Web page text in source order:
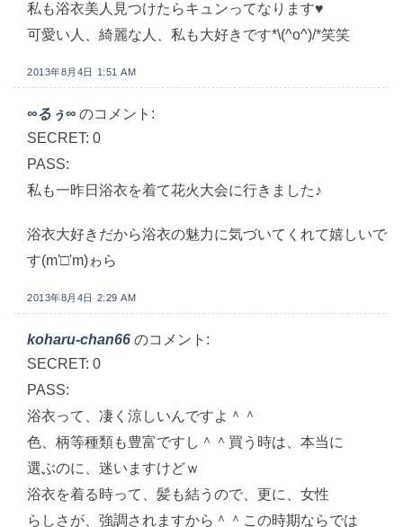
私も浴衣美人見つけたらキュンってなります♥
可愛い人、綺麗な人、私も大好きです*\(^o^)/*笑笑
2013年8月4日 1:51 AM
∞るぅ∞ のコメント:
SECRET: 0
PASS:
私も一昨日浴衣を着て花火大会に行きました♪
浴衣大好きだから浴衣の魅力に気づいてくれて嬉しいで
す(m'□'m)ゎら
2013年8月4日 2:29 AM
koharu-chan66 のコメント:
SECRET: 0
PASS:
浴衣って、凄く涼しいんですよ＾＾
色、柄等種類も豊富ですし＾＾買う時は、本当に
選ぶのに、迷いますけどｗ
浴衣を着る時って、髪も結うので、更に、女性
らしさが、強調されますから＾＾この時期ならでは